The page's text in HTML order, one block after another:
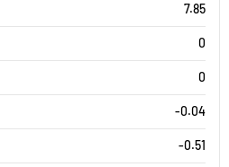
7.85
0
0
-0.04
-0.51